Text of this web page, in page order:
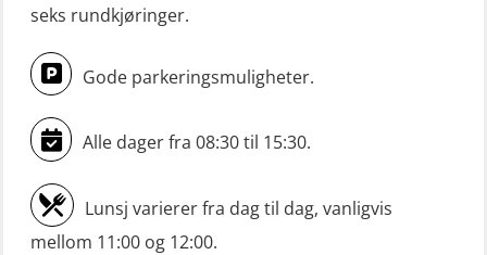
Livbåtfører grunnkurs m/E-læring
Konvensjonell livbåt (OSEBLE005)
Livbåtfører konvensjonell livbåt –
grunnleggende (OSE135)
Livbåtfører konvensjonell repetisjon
(OSE1361)
Livbåtfører konvertering til FF48 inkl.
Videregående sikkerhetsopplæring
for skipsoffiserer (MBS100)
seks rundkjøringer.
Gode parkeringsmuligheter.
Alle dager fra 08:30 til 15:30.
Lunsj varierer fra dag til dag, vanligvis
mellom 11:00 og 12:00.